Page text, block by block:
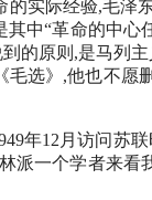
的实际经验,毛泽
中“革命的中
的原则,是马列
选》,他也不愿
年12月访问苏
派一个学者来